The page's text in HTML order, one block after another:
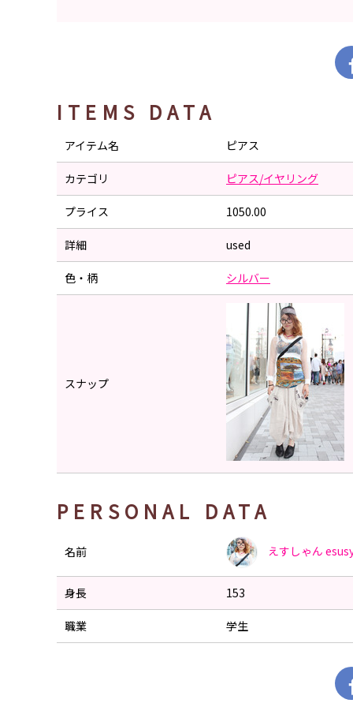
ITEMS DATA
アイテム名 ピアス
カテゴリ ピアス/イヤリング
プライス 1050.00
詳細 used
色・柄 シルバー
スナップ
PERSONAL DATA
名前 えすしゃん
身長 153
職業 学生